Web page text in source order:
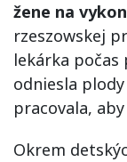
žene na
rzeszowskej
lekárka počas
odniesla plody
pracovala,
Okrem